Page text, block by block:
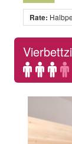
Rate:
Standard
3
persons
to